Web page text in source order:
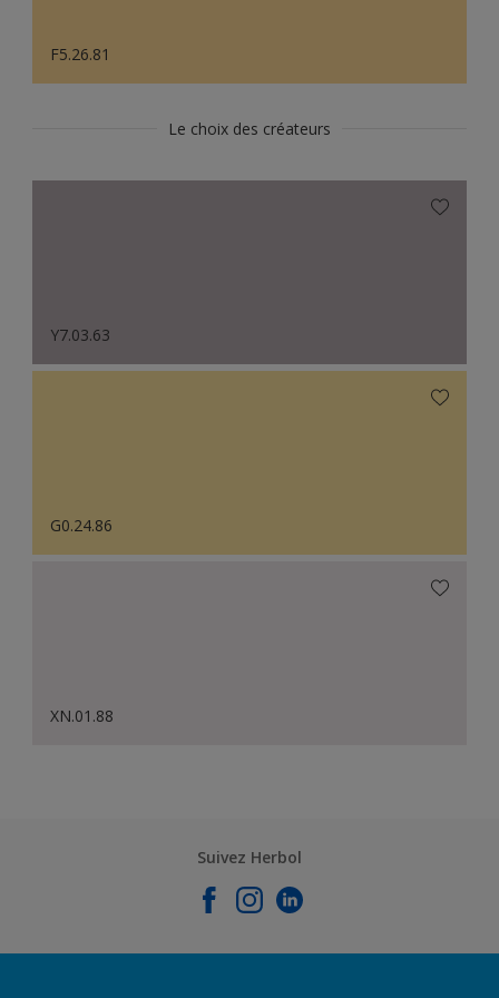
F5.26.81
Le choix des créateurs
Y7.03.63
G0.24.86
XN.01.88
Suivez Herbol